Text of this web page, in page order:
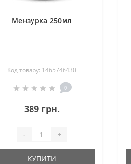
Мензурка 250мл
Код товару: 1465746430
0
389 грн.
- +
КУПИТИ